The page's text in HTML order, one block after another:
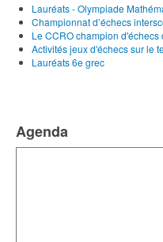
Lauréats - Olympiade
Championnat d’échecs
Le CCRO champion
Activités jeux d'échecs sur le
Lauréats 6e grec
Agenda